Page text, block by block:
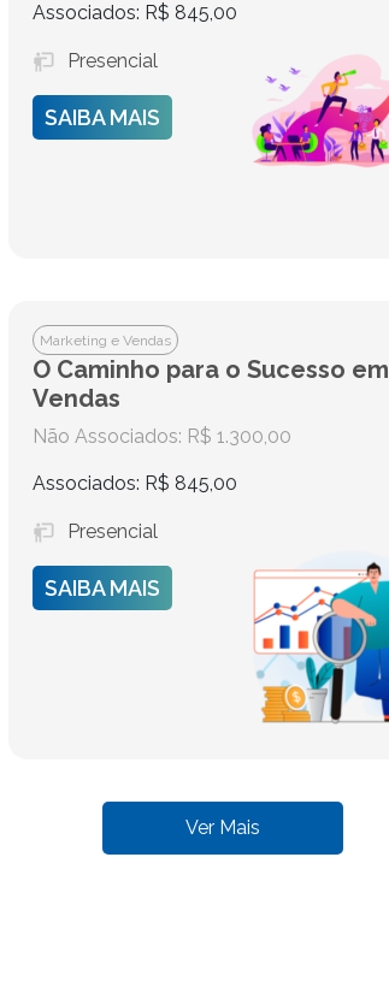
Associados: R$ 845,00
Presencial
SAIBA MAIS
Marketing e Vendas
O Caminho para o Sucesso em
Vendas
Não Associados: R$ 1.300,00
Associados: R$ 845,00
Presencial
SAIBA MAIS
Ver Mais